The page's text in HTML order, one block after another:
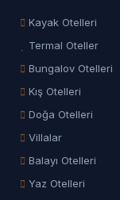
Kayak Otelleri
Termal Oteller
Bungalov Otelleri
Kış Otelleri
Doğa Otelleri
Villalar
Balayı Otelleri
Yaz Otelleri